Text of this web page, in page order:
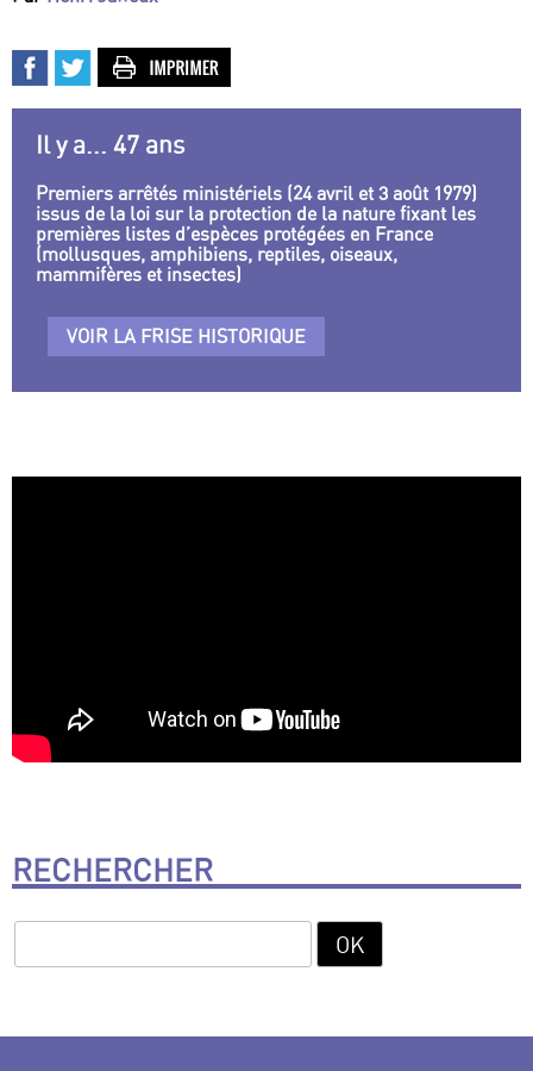
Il y a... 47 ans
Premiers arrêtés ministériels (24 avril et 3 août 1979)
issus de la loi sur la protection de la nature fixant les
premières listes d’espèces protégées en France
(mollusques, amphibiens, reptiles, oiseaux,
mammifères et insectes)
VOIR LA FRISE HISTORIQUE
RECHERCHER